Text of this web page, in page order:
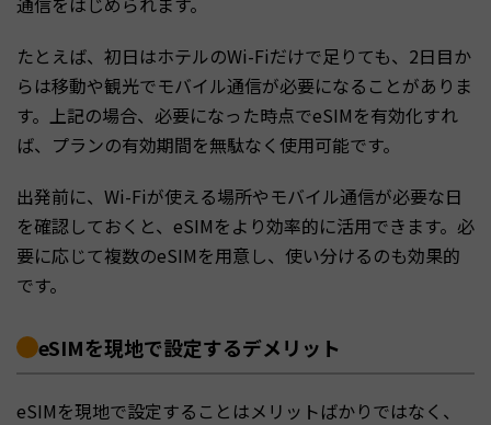
たとえば、初日はホテルのWi-Fiだけで足りても、2日目か
らは移動や観光でモバイル通信が必要になることがありま
す。上記の場合、必要になった時点でeSIMを有効化すれ
ば、プランの有効期間を無駄なく使用可能です。
出発前に、Wi-Fiが使える場所やモバイル通信が必要な日
を確認しておくと、eSIMをより効率的に活用できます。必
要に応じて複数のeSIMを用意し、使い分けるのも効果的
です。
eSIMを現地で設定するデメリット
eSIMを現地で設定することはメリットばかりではなく、